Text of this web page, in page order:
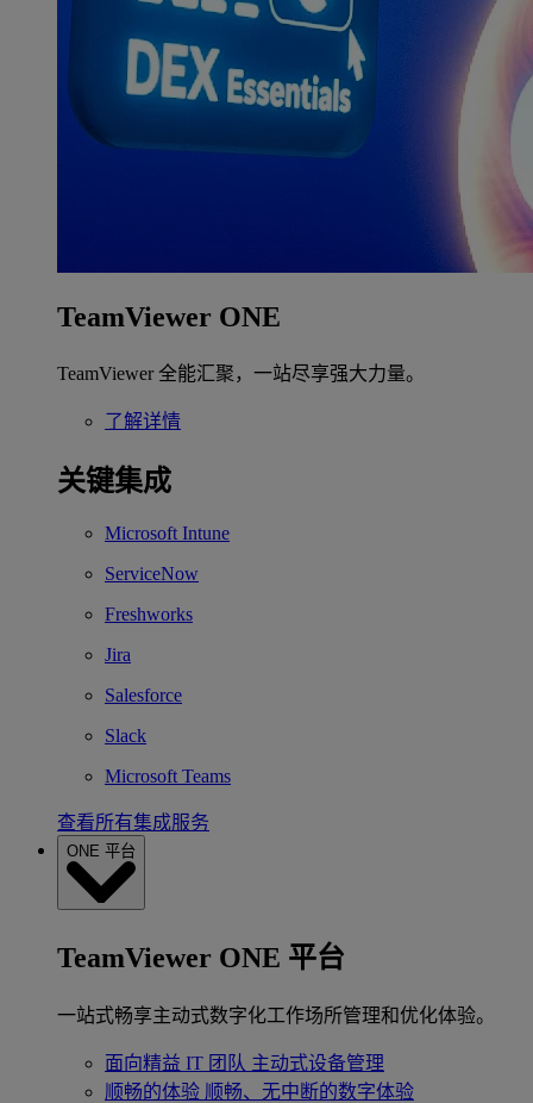
TeamViewer ONE
TeamViewer 全能汇聚，一站尽享强大力量。
了解详情
关键集成
Microsoft Intune
ServiceNow
Freshworks
Jira
Salesforce
Slack
Microsoft Teams
查看所有集成服务
ONE 平台
TeamViewer ONE 平台
一站式畅享主动式数字化工作场所管理和优化体验。
面向精益 IT 团队 主动式设备管理
顺畅的体验 顺畅、无中断的数字体验